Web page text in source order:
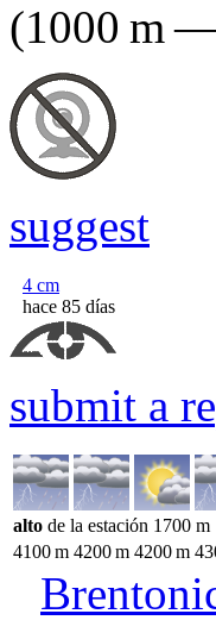
(1000 m
suggest
4 cm
hace 85 días
submit a
alto de la estación 1700 m
4100m 4200m 4200m